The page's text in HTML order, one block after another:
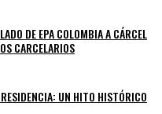
DE EPA COLOMBIA A CÁRCEL
CARCELARIOS
UN HITO HISTÓRICO